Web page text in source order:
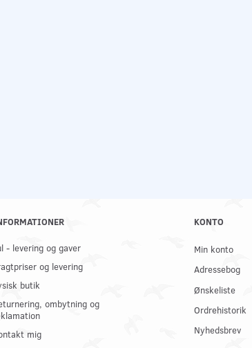
- levering og gaver
og levering
butik
ombytning og
mig
KONTO
Min konto
Adressebog
Ønskeliste
Ordrehistorik
Nyhedsbrev